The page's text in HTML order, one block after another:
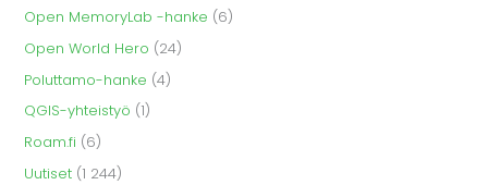
Open MemoryLab -hanke (6)
Open World Hero (24)
Poluttamo-hanke (4)
QGIS-yhteistyö (1)
Roam.fi (6)
Uutiset (1 244)